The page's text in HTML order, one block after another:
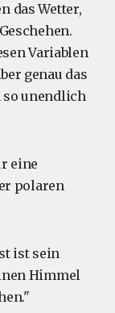
das Wetter,
Variablen
genau das
so unendlich
eine
polaren
ist sein
Himmel